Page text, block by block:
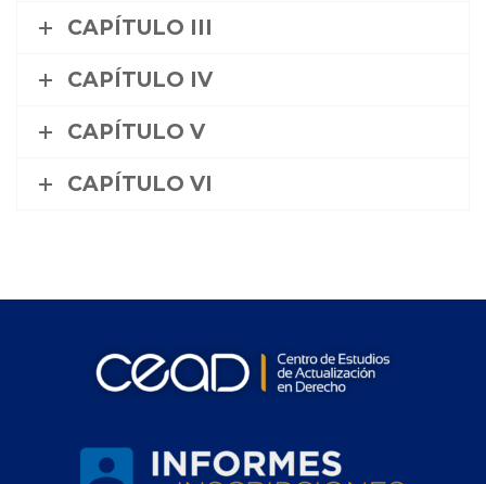
CAPÍTULO III
CAPÍTULO IV
CAPÍTULO V
CAPÍTULO VI